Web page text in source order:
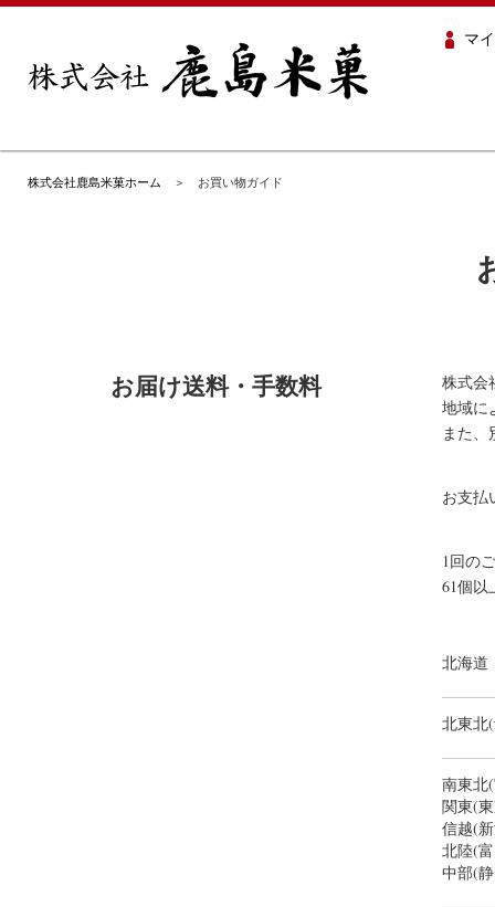
マ
株式会社鹿島米菓ホーム ＞ お買い物ガイド
お届け送料・手数料
株式会
地域に
また、
お支払
1回の
61個以
北海道
北東北
南東北
関東(
信越(
北陸(
中部(